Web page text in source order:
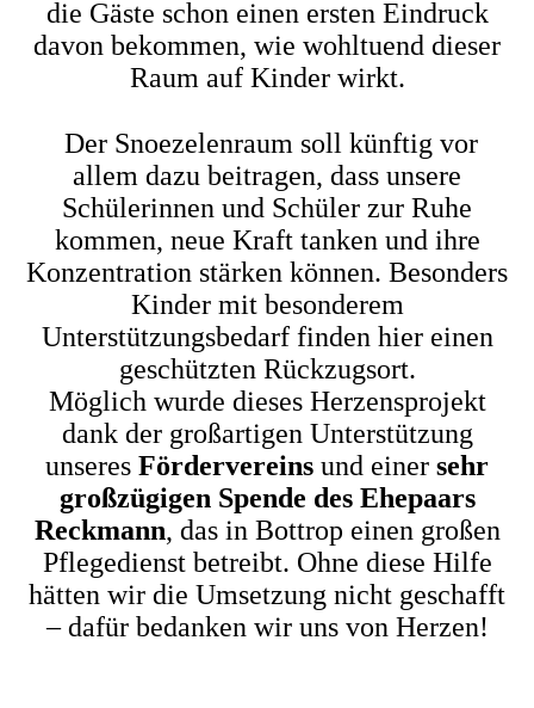
die Gäste schon einen ersten Eindruck
davon bekommen, wie wohltuend dieser
Raum auf Kinder wirkt.
Der Snoezelenraum soll künftig vor
allem dazu beitragen, dass unsere
Schülerinnen und Schüler zur Ruhe
kommen, neue Kraft tanken und ihre
Konzentration stärken können. Besonders
Kinder mit besonderem
Unterstützungsbedarf finden hier einen
geschützten Rückzugsort.
Möglich wurde dieses Herzensprojekt
dank der großartigen Unterstützung
unseres Fördervereins und einer sehr
großzügigen Spende des Ehepaars
Reckmann, das in Bottrop einen großen
Pflegedienst betreibt. Ohne diese Hilfe
hätten wir die Umsetzung nicht geschafft
– dafür bedanken wir uns von Herzen!